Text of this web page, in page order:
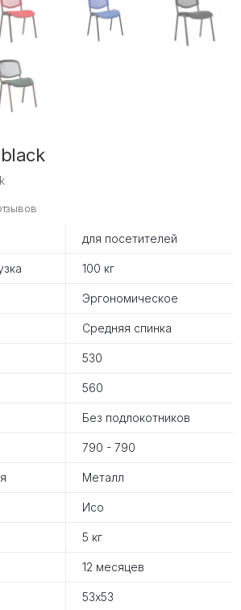
для посетителей
100 кг
Эргономическое
Средняя спинка
530
560
Без подлокотников
790 - 790
Металл
Исо
5 кг
12 месяцев
53х53